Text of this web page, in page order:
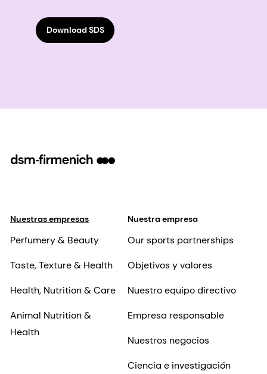
Download SDS
Nuestras empresas
Perfumery & Beauty
Taste, Texture & Health
Health, Nutrition & Care
Animal Nutrition &
Health
Nuestra empresa
Our sports partnerships
Objetivos y valores
Nuestro equipo directivo
Empresa responsable
Nuestros negocios
Ciencia e investigación